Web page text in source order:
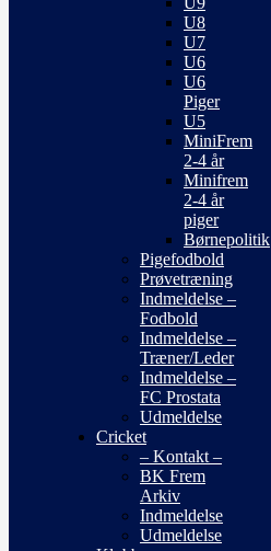
U8
U7
U6
U6
Piger
U5
MiniFrem
2-4 år
Minifrem
2-4 år
piger
Børnepolitik
Pigefodbold
Prøvetræning
Indmeldelse –
Fodbold
Indmeldelse –
Træner/Leder
Indmeldelse –
FC Prostata
Udmeldelse
Cricket
– Kontakt –
BK Frem
Arkiv
Indmeldelse
Udmeldelse